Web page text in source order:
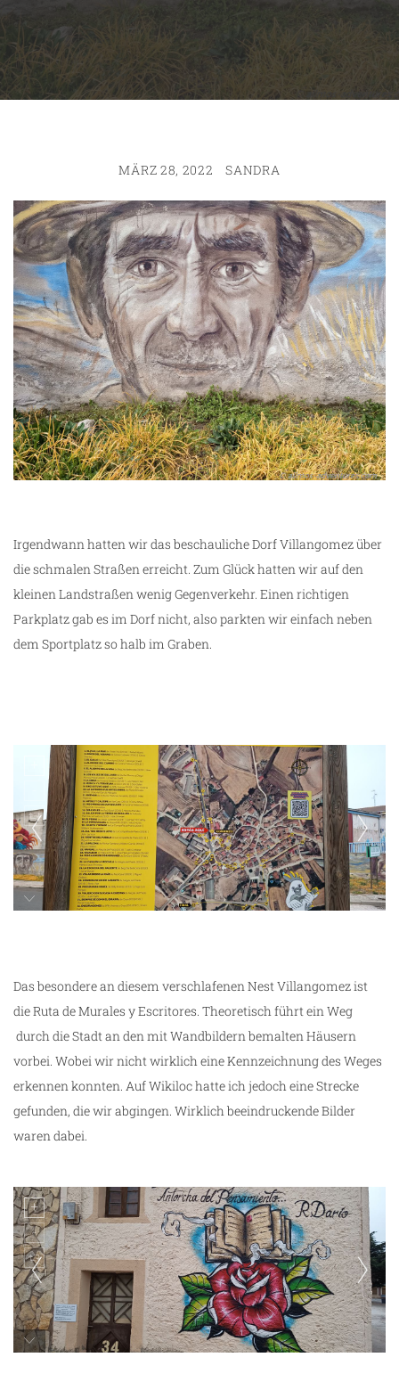
MÄRZ 28, 2022 SANDRA
Irgendwann hatten wir das beschauliche Dorf Villangomez über
die schmalen Straßen erreicht. Zum Glück hatten wir auf den
kleinen Landstraßen wenig Gegenverkehr. Einen richtigen
Parkplatz gab es im Dorf nicht, also parkten wir einfach neben
dem Sportplatz so halb im Graben.
Das besondere an diesem verschlafenen Nest Villangomez ist
die Ruta de Murales y Escritores. Theoretisch führt ein Weg
durch die Stadt an den mit Wandbildern bemalten Häusern
vorbei. Wobei wir nicht wirklich eine Kennzeichnung des Weges
erkennen konnten. Auf Wikiloc hatte ich jedoch eine Strecke
gefunden, die wir abgingen. Wirklich beeindruckende Bilder
waren dabei.